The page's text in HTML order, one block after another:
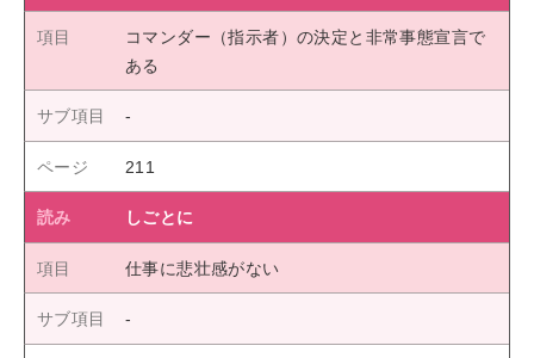
コマンダー（指示者）の決定と非常事態宣言で
ある
211
しごとに
仕事に悲壮感がない